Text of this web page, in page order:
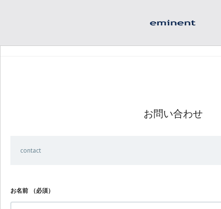
お問い合わせ
contact
お名前 （必須）